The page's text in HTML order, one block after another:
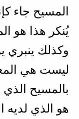
المسيح جاء
يُنكر هذا هو
وكذلك ينبري
ليست هي
بالمسيح الذي
هو الذي لديه